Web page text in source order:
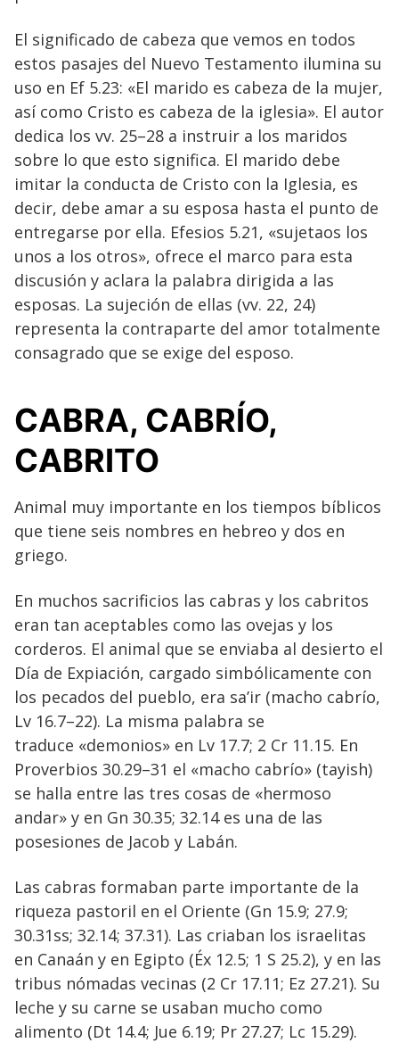
El significado de cabeza que vemos en todos
estos pasajes del Nuevo Testamento ilumina su
uso en Ef 5.23: «El marido es cabeza de la mujer,
así como Cristo es cabeza de la iglesia». El autor
dedica los vv. 25–28 a instruir a los maridos
sobre lo que esto significa. El marido debe
imitar la conducta de Cristo con la Iglesia, es
decir, debe amar a su esposa hasta el punto de
entregarse por ella. Efesios 5.21, «sujetaos los
unos a los otros», ofrece el marco para esta
discusión y aclara la palabra dirigida a las
esposas. La sujeción de ellas (vv. 22, 24)
representa la contraparte del amor totalmente
consagrado que se exige del esposo.
CABRA, CABRÍO,
CABRITO
Animal muy importante en los tiempos bíblicos
que tiene seis nombres en hebreo y dos en
griego.
En muchos sacrificios las cabras y los cabritos
eran tan aceptables como las ovejas y los
corderos. El animal que se enviaba al desierto el
Día de Expiación, cargado simbólicamente con
los pecados del pueblo, era sa’ir (macho cabrío,
Lv 16.7–22). La misma palabra se
traduce «demonios» en Lv 17.7; 2 Cr 11.15. En
Proverbios 30.29–31 el «macho cabrío» (tayish)
se halla entre las tres cosas de «hermoso
andar» y en Gn 30.35; 32.14 es una de las
posesiones de Jacob y Labán.
Las cabras formaban parte importante de la
riqueza pastoril en el Oriente (Gn 15.9; 27.9;
30.31ss; 32.14; 37.31). Las criaban los israelitas
en Canaán y en Egipto (Éx 12.5; 1 S 25.2), y en las
tribus nómadas vecinas (2 Cr 17.11; Ez 27.21). Su
leche y su carne se usaban mucho como
alimento (Dt 14.4; Jue 6.19; Pr 27.27; Lc 15.29).